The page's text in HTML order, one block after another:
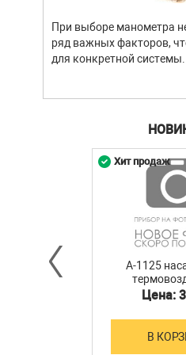
При выборе манометра
ряд важных факторов,
для конкретной системы.
A-1125
станции
Цена:
В
Хит продаж